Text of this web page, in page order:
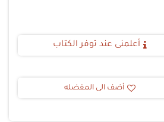
أعلمنى عند توفر الكتاب
أضف الى المفضله